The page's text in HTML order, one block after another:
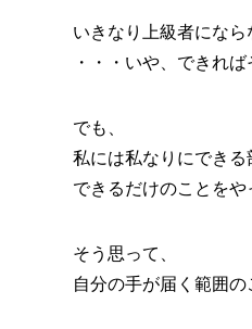
いきなり上級者になら
・・・いや、できれ
でも、
私には私なりにできる
できるだけのことをや
そう思って、
自分の手が届く範囲の